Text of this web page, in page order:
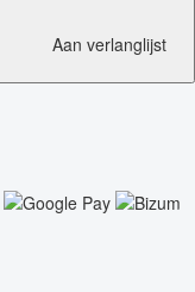
Aan verlanglijst